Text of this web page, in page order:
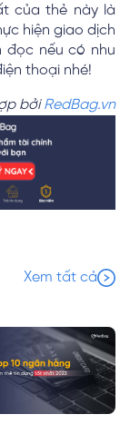
của thẻ này là
hiện giao dịch
đọc nếu có nhu
thoại nhé!
bởiRedBag.vn
Xem tất cả